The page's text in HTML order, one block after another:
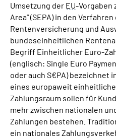
Über uns & Presse
Online-Services
Suche
Language
Inhalte in
Umsetzung der EU-Vorgaben
Area“ (SEPA) in den
Rentenversicherung und
bundeseinheitlichen
Begriff Einheitlicher Euro-
(englisch: Single Euro
oder auch S€PA) bezeichnet
eines europaweit
Zahlungsraum sollen für
mehr zwischen nationalen
Zahlungen bestehen.
ein nationales